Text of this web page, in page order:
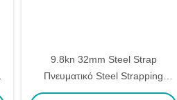
9.8kn 32mm Steel Strap
Πνευματικό Steel Strapping
Επιστροφή μετάλλων Banding